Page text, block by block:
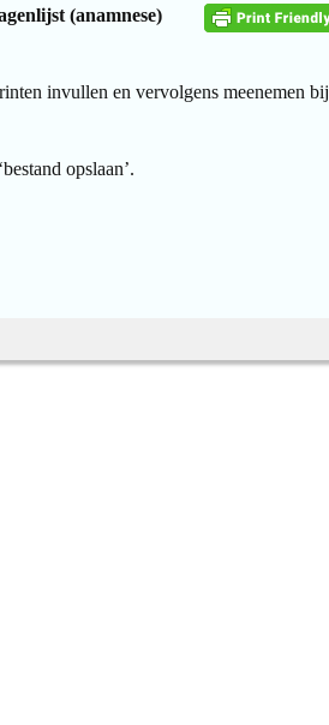
(anamnese)
invullen en vervolgens meenemen bij
opslaan’.